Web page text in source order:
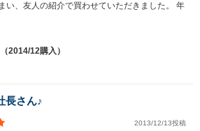
い、友人の紹介で買わせていただきました。 年
2014/12購入）
長さん♪
2013/12/13投稿